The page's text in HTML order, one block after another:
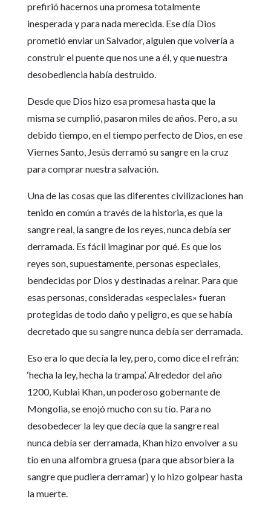
prefirió hacernos una promesa totalmente
inesperada y para nada merecida. Ese día Dios
prometió enviar un Salvador, alguien que volvería a
construir el puente que nos une a él, y que nuestra
desobediencia había destruido.
Desde que Dios hizo esa promesa hasta que la
misma se cumplió, pasaron miles de años. Pero, a su
debido tiempo, en el tiempo perfecto de Dios, en ese
Viernes Santo, Jesús derramó su sangre en la cruz
para comprar nuestra salvación.
Una de las cosas que las diferentes civilizaciones han
tenido en común a través de la historia, es que la
sangre real, la sangre de los reyes, nunca debía ser
derramada. Es fácil imaginar por qué. Es que los
reyes son, supuestamente, personas especiales,
bendecidas por Dios y destinadas a reinar. Para que
esas personas, consideradas «especiales» fueran
protegidas de todo daño y peligro, es que se había
decretado que su sangre nunca debía ser derramada.
Eso era lo que decía la ley, pero, como dice el refrán:
‘hecha la ley, hecha la trampa’. Alrededor del año
1200, Kublai Khan, un poderoso gobernante de
Mongolia, se enojó mucho con su tío. Para no
desobedecer la ley que decía que la sangre real
nunca debía ser derramada, Khan hizo envolver a su
tío en una alfombra gruesa (para que absorbiera la
sangre que pudiera derramar) y lo hizo golpear hasta
la muerte.